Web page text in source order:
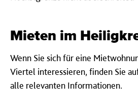
Mieten im
Wenn Sie sich für eine
Viertel interessieren, finden Sie
alle relevanten Informationen.